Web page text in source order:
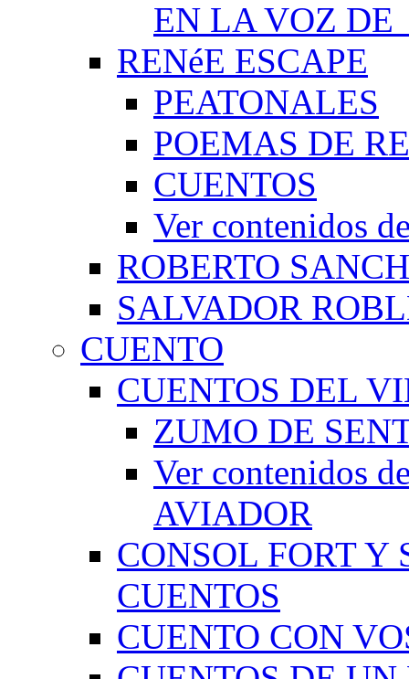
EN LA VOZ DE
RENéE ESCAPE
PEATONALES
POEMAS DE
CUENTOS
Ver contenidos
ROBERTO
SALVADOR
CUENTO
CUENTOS DEL
ZUMO DE
Ver contenidos
AVIADOR
CONSOL FORT Y
CUENTOS
CUENTO CON